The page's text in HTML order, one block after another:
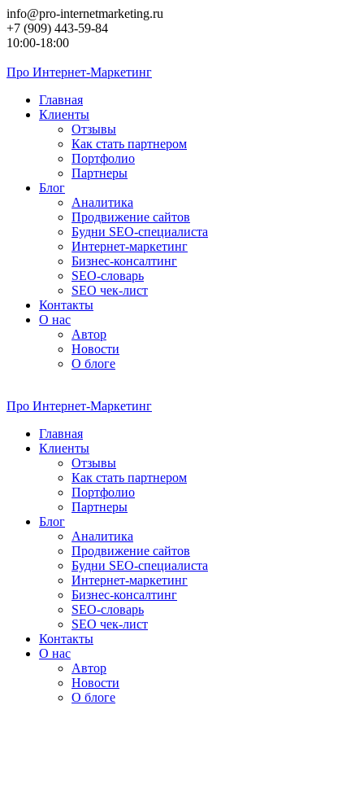
Перейти
к
контенту
info@pro-internetmarketing.ru
+7 (909) 443-59-84
10:00-18:00
Про Интернет-Маркетинг
Главная
Клиенты
Отзывы
Как стать партнером
Портфолио
Партнеры
Блог
Аналитика
Продвижение сайтов
Будни SEO-специалиста
Интернет-маркетинг
Бизнес-консалтинг
SEO-словарь
SEO чек-лист
Контакты
О нас
Автор
Новости
О блоге
Про Интернет-Маркетинг
Главная
Клиенты
Отзывы
Как стать партнером
Портфолио
Партнеры
Блог
Аналитика
Продвижение сайтов
Будни SEO-специалиста
Интернет-маркетинг
Бизнес-консалтинг
SEO-словарь
SEO чек-лист
Контакты
О нас
Автор
Новости
О блоге